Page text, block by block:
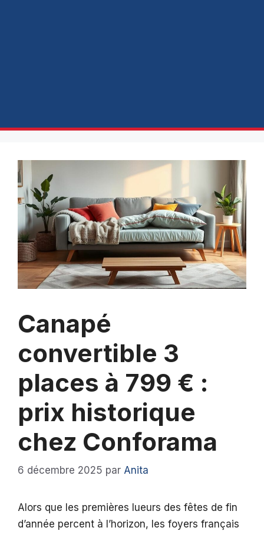
Canapé
convertible 3
places à 799 € :
prix historique
chez Conforama
6 décembre 2025 par Anita
Alors que les premières lueurs des fêtes de fin
d’année percent à l’horizon, les foyers français